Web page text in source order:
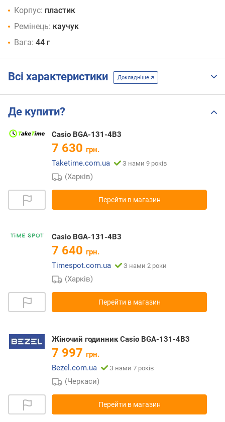
Корпус: пластик
Ремінець: каучук
Вага: 44 г
Всі характеристики Докладніше
Де купити?
Casio BGA-131-4B3
7 630 грн.
Taketime.com.ua
З нами 9 років
(Харків)
Перейти в магазин
Casio BGA-131-4B3
7 640 грн.
Timespot.com.ua
З нами 2 роки
(Харків)
Перейти в магазин
Жіночий годинник Casio BGA-131-4B3
7 997 грн.
Bezel.com.ua
З нами 7 років
(Черкаси)
Перейти в магазин